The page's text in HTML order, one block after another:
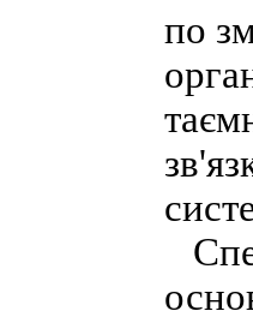
по